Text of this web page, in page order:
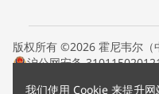
我们使用 Cookie 来提升
版权所有 ©2026 霍尼韦尔（
沪公网安备